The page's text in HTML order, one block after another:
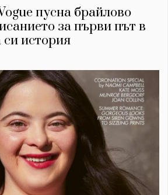
пусна брайлово
за първи път в
си история